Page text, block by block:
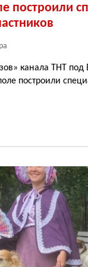
построили
канала ТНТ под
построили